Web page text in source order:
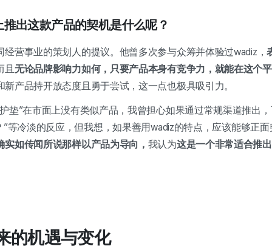
出这款产品的契机是什么呢？
经营事业的策划人的提议。他曾多次参与众筹并体验过wadiz，
且 无论品牌影响力如何，只要产品本身有竞争力，就能在这个
产品持开放态度且勇于尝试，这一点也极具吸引力。
垫”在市面上没有类似产品，我曾担心如果通过常规渠道推出
”等冷淡的反应，但我想，如果善用wadiz的特点，应该能够正
如传闻所说那样以产品为导向， 我认为这是一个非常适合推
的机遇与变化